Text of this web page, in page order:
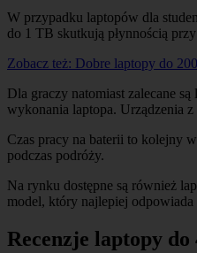
W przypadku laptopów dla
do 1 TB skutkują płynnością
Zobacz też: Dobre laptopy do
Dla graczy natomiast zalecane
wykonania laptopa. Urządzenia
Czas pracy na baterii to kolejny
podczas podróży.
Na rynku dostępne są również
model, który najlepiej
Recenzje laptopy do